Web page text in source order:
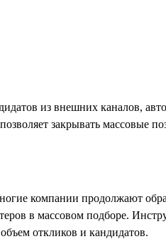
из внешних каналов,
закрывать массовые
компании продолжают
в массовом подборе.
откликов и кандидатов.